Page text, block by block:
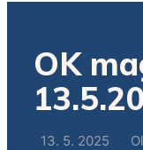
OK
13. 5. 2025